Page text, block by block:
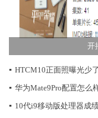
开
▪ HTCM10正面照曝光少
▪ 华为Mate9Pro配置怎么
▪ 10代i9移动版处理器成